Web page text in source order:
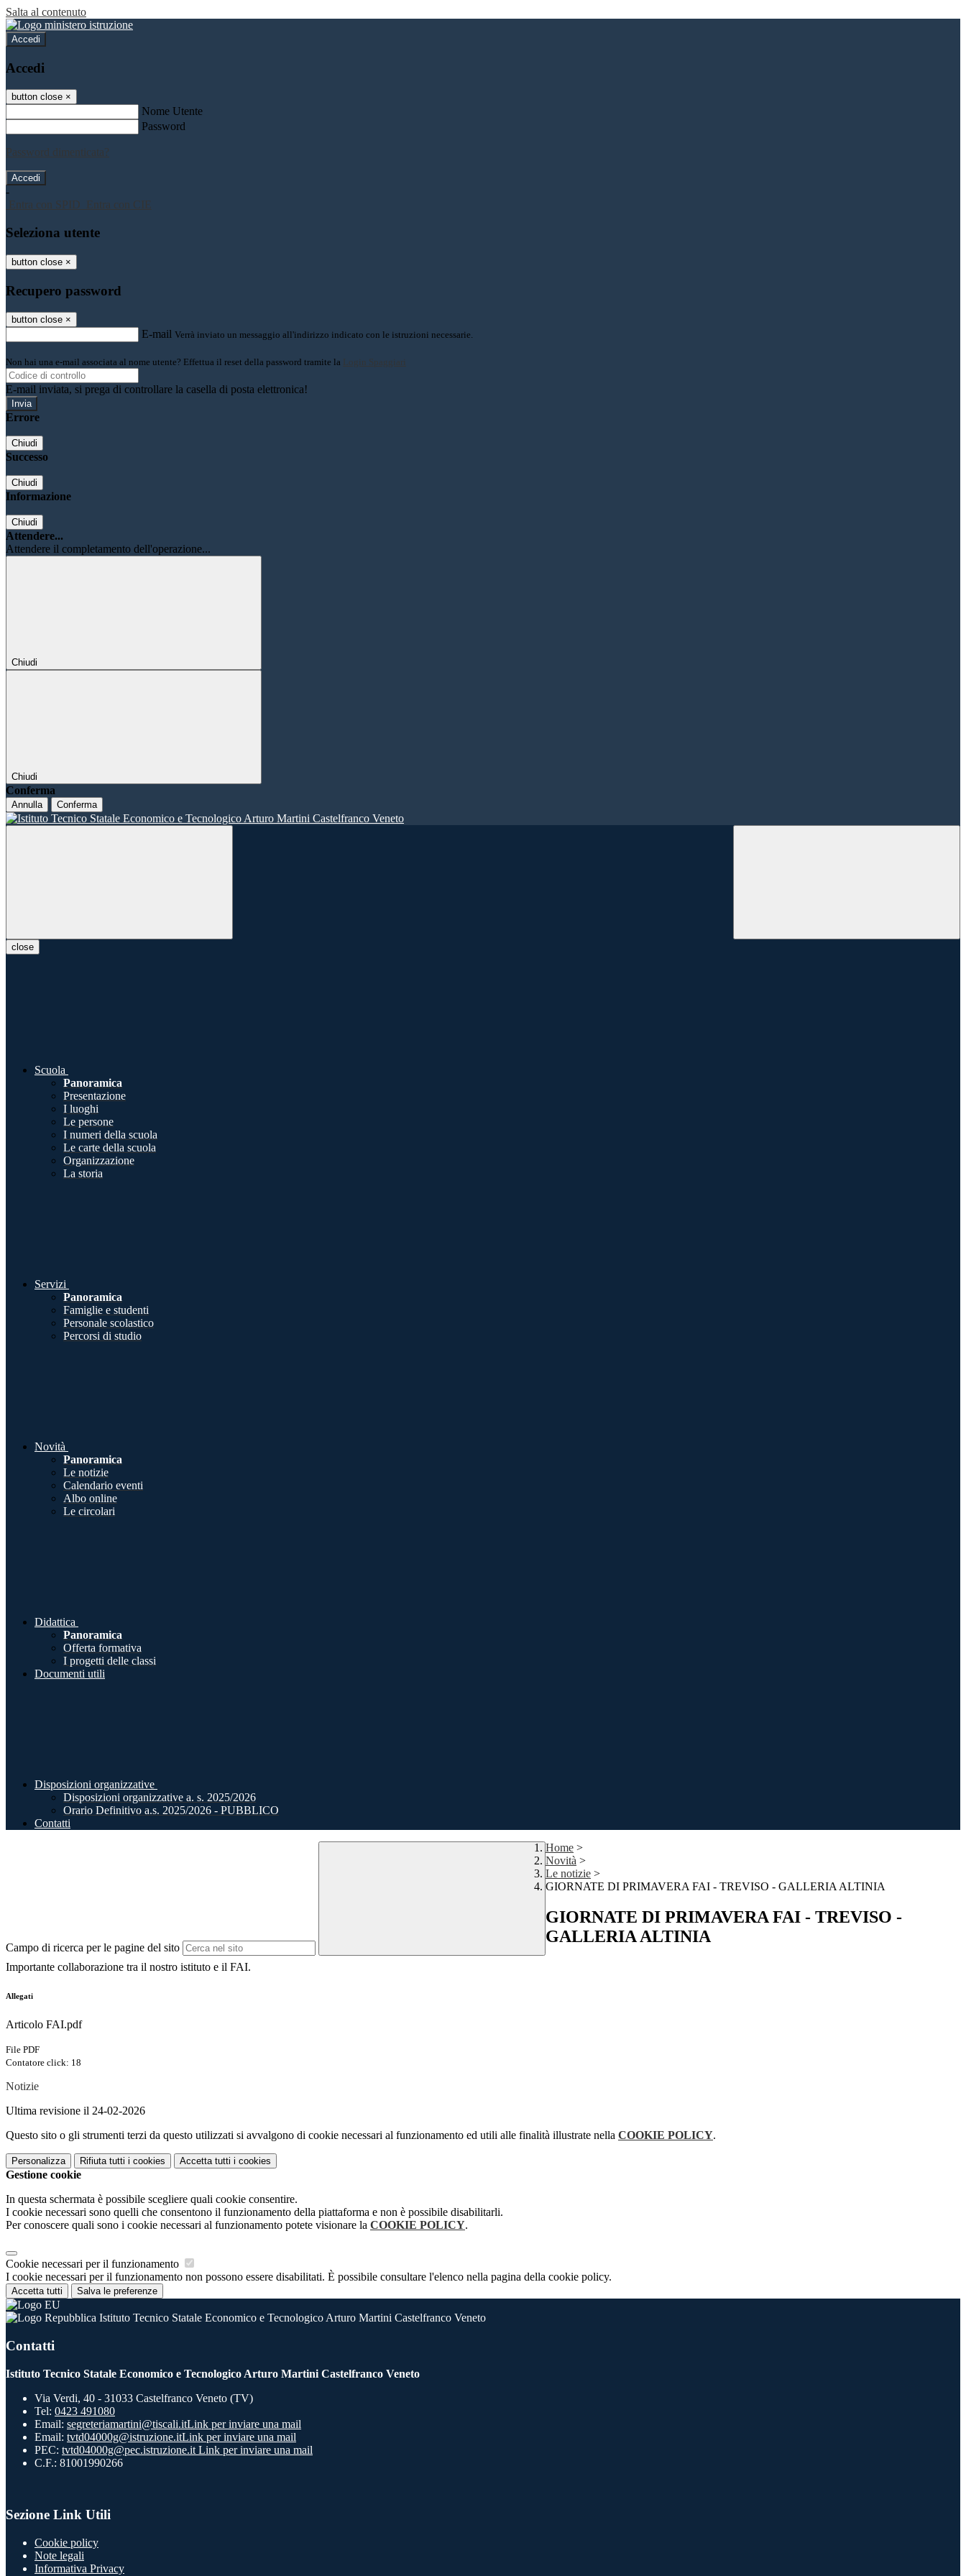
Salta al contenuto
Accedi
Accedi
button close ×
Nome Utente
Password
Password dimenticata?
-
Entra con SPID
Entra con CIE
Seleziona utente
button close ×
Recupero password
button close ×
E-mail Verrà inviato un messaggio all'indirizzo indicato con le istruzioni necessarie.
Non hai una e-mail associata al nome utente? Effettua il reset della password tramite la Login Spaggiari
E-mail inviata, si prega di controllare la casella di posta elettronica!
Errore
Chiudi
Successo
Chiudi
Informazione
Chiudi
Attendere...
Attendere il completamento dell'operazione...
Chiudi
Chiudi
Conferma
Annulla Conferma
close
Scuola
Panoramica
Presentazione
I luoghi
Le persone
I numeri della scuola
Le carte della scuola
Organizzazione
La storia
Servizi
Panoramica
Famiglie e studenti
Personale scolastico
Percorsi di studio
Novità
Panoramica
Le notizie
Calendario eventi
Albo online
Le circolari
Didattica
Panoramica
Offerta formativa
I progetti delle classi
Documenti utili
Disposizioni organizzative
Disposizioni organizzative a. s. 2025/2026
Orario Definitivo a.s. 2025/2026 - PUBBLICO
Contatti
Campo di ricerca per le pagine del sito
Home >
Novità >
Le notizie >
GIORNATE DI PRIMAVERA FAI - TREVISO - GALLERIA ALTINIA
GIORNATE DI PRIMAVERA FAI - TREVISO -
GALLERIA ALTINIA
Importante collaborazione tra il nostro istituto e il FAI.
Allegati
Articolo FAI.pdf
File PDF
Contatore click: 18
Notizie
Ultima revisione il 24-02-2026
Questo sito o gli strumenti terzi da questo utilizzati si avvalgono di cookie necessari al funzionamento ed utili alle finalità illustrate nella COOKIE POLICY.
Personalizza Rifiuta tutti i cookies Accetta tutti i cookies
Gestione cookie
In questa schermata è possibile scegliere quali cookie consentire.
I cookie necessari sono quelli che consentono il funzionamento della piattaforma e non è possibile disabilitarli.
Per conoscere quali sono i cookie necessari al funzionamento potete visionare la COOKIE POLICY.
Cookie necessari per il funzionamento
I cookie necessari per il funzionamento non possono essere disabilitati. È possibile consultare l'elenco nella pagina della cookie policy.
Accetta tutti Salva le preferenze
Istituto Tecnico Statale Economico e Tecnologico Arturo Martini Castelfranco Veneto
Contatti
Istituto Tecnico Statale Economico e Tecnologico Arturo Martini Castelfranco Veneto
Via Verdi, 40 - 31033 Castelfranco Veneto (TV)
Tel: 0423 491080
Email: segreteriamartini@tiscali.itLink per inviare una mail
Email: tvtd04000g@istruzione.itLink per inviare una mail
PEC: tvtd04000g@pec.istruzione.it Link per inviare una mail
C.F.: 81001990266
Sezione Link Utili
Cookie policy
Note legali
Informativa Privacy